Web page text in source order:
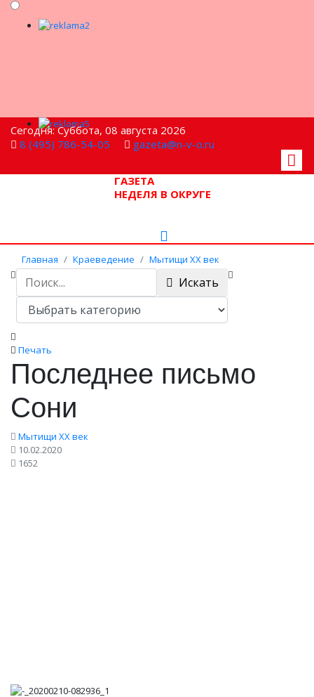
Сегодня: Суббота, 08 августа 2026
8 (495) 786-54-05
gazeta@n-v-o.ru
ГАЗЕТА
НЕДЕЛЯ В ОКРУГЕ
Главная Краеведение
Мытищи XX век
Последнее письмо Сони
Искать
Печать
Последнее письмо
Сони
Мытищи XX век
10.02.2020
1652